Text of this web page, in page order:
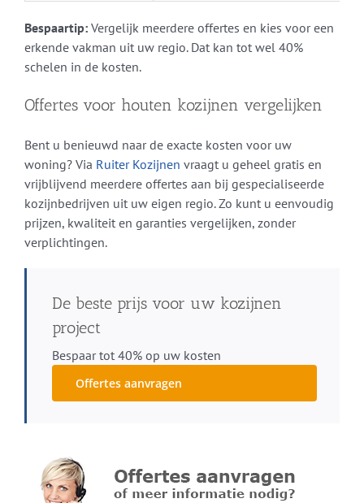
Bespaartip:Vergelijk meerdere offertes en kies voor een
erkende vakman uit uw regio. Dat kan tot wel 40%
schelen in de kosten.
Offertes voor houten kozijnen vergelijken
Bent u benieuwd naar de exacte kosten voor uw
woning? Via Ruiter Kozijnen vraagt u geheel gratis en
vrijblijvend meerdere offertes aan bij gespecialiseerde
kozijnbedrijven uit uw eigen regio. Zo kunt u eenvoudig
prijzen, kwaliteit en garanties vergelijken, zonder
verplichtingen.
De beste prijs voor uw kozijnen
project
Bespaar tot 40% op uw kosten
Offertes aanvragen